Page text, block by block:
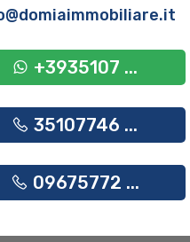
+3935107 ...
35107746 ...
09675772 ...